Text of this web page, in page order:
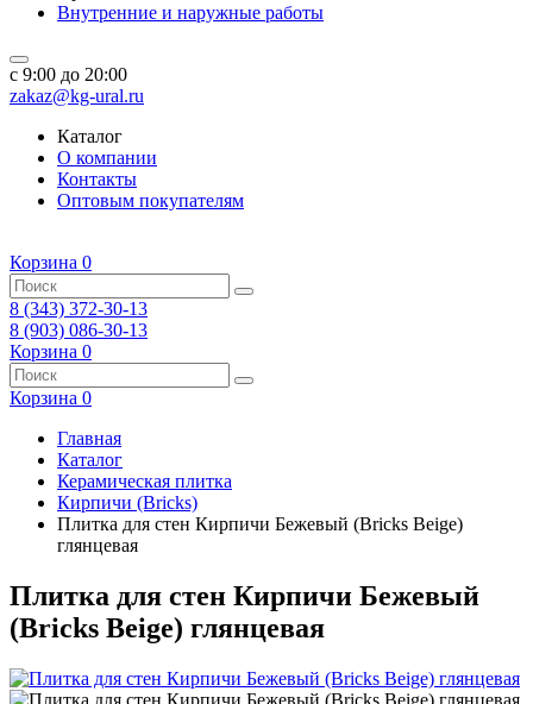
Внутренние и наружные работы
c 9:00 до 20:00
zakaz@kg-ural.ru
Каталог
О компании
Контакты
Оптовым покупателям
Корзина 0
8 (343) 372-30-13
8 (903) 086-30-13
Корзина 0
Корзина 0
Главная
Каталог
Керамическая плитка
Кирпичи (Bricks)
Плитка для стен Кирпичи Бежевый (Bricks Beige)
глянцевая
Плитка для стен Кирпичи Бежевый
(Bricks Beige) глянцевая